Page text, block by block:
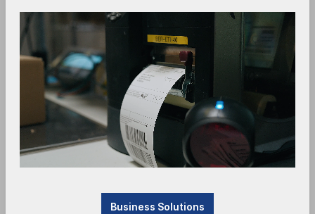
Was ist die TOSHIBA TCx 620
Modellreihe 4825
Business Solutions